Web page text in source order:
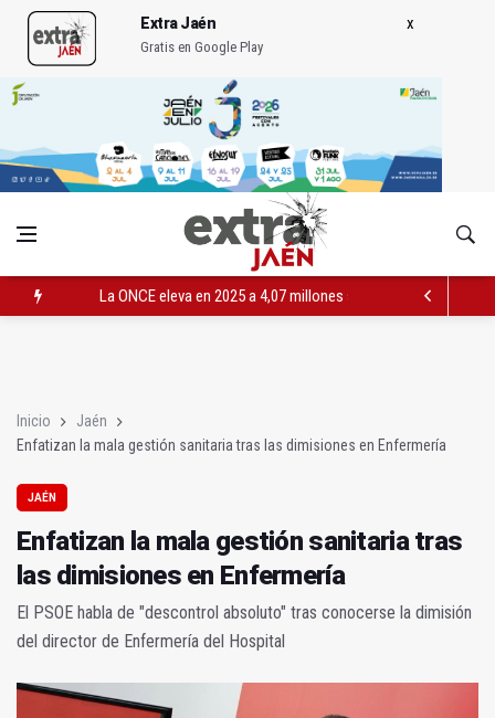
Extra Jaén
Gratis en Google Play
La ONCE eleva en 2025 a 4,07 millones su inversión social en
Inicio
Jaén
Enfatizan la mala gestión sanitaria tras las dimisiones en Enfermería
JAÉN
Enfatizan la mala gestión sanitaria tras
las dimisiones en Enfermería
El PSOE habla de "descontrol absoluto" tras conocerse la dimisión
del director de Enfermería del Hospital